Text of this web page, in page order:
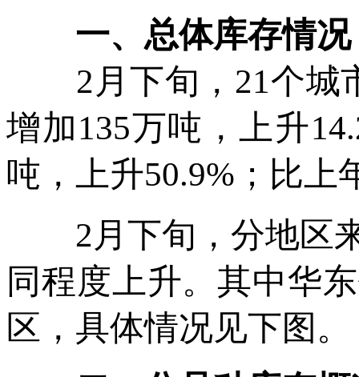
一、总体库存情况
2月下旬，21个城市
增加135万吨，上升
吨，上升50.9%；比上
2月下旬，分地区来
同程度上升。其中华
区，具体情况见下图。